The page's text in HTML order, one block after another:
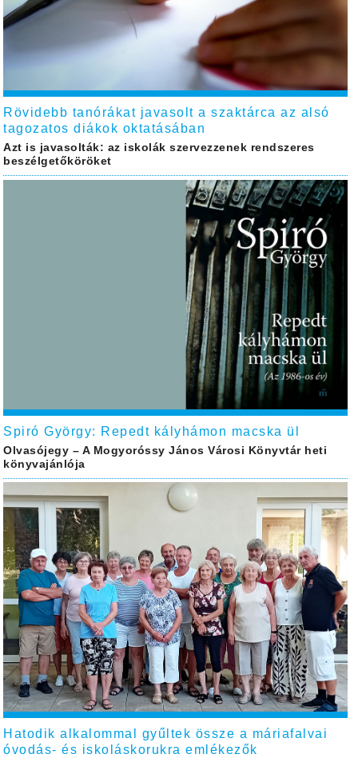
Rövidebb tanórákat javasolt a szaktárca az alsó
tagozatos diákok oktatásában
Azt is javasolták: az iskolák szervezzenek rendszeres
beszélgetőköröket
Spiró György: Repedt kályhámon macska ül
Olvasójegy – A Mogyoróssy János Városi Könyvtár heti
könyvajánlója
Hatodik alkalommal gyűltek össze a máriafalvai
óvodás- és iskoláskorukra emlékezők